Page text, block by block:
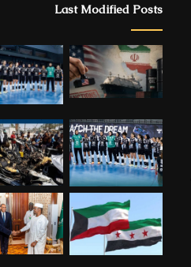
Last Modified Posts